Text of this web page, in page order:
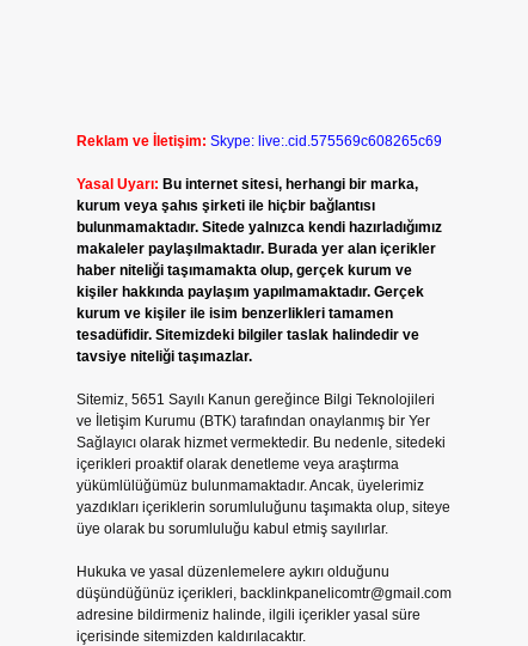
Reklam ve İletişim: Skype: live:.cid.575569c608265c69
Yasal Uyarı: Bu internet sitesi, herhangi bir marka,
kurum veya şahıs şirketi ile hiçbir bağlantısı
bulunmamaktadır. Sitede yalnızca kendi hazırladığımız
makaleler paylaşılmaktadır. Burada yer alan içerikler
haber niteliği taşımamakta olup, gerçek kurum ve
kişiler hakkında paylaşım yapılmamaktadır. Gerçek
kurum ve kişiler ile isim benzerlikleri tamamen
tesadüfidir. Sitemizdeki bilgiler taslak halindedir ve
tavsiye niteliği taşımazlar.
Sitemiz, 5651 Sayılı Kanun gereğince Bilgi Teknolojileri
ve İletişim Kurumu (BTK) tarafından onaylanmış bir Yer
Sağlayıcı olarak hizmet vermektedir. Bu nedenle, sitedeki
içerikleri proaktif olarak denetleme veya araştırma
yükümlülüğümüz bulunmamaktadır. Ancak, üyelerimiz
yazdıkları içeriklerin sorumluluğunu taşımakta olup, siteye
üye olarak bu sorumluluğu kabul etmiş sayılırlar.
Hukuka ve yasal düzenlemelere aykırı olduğunu
düşündüğünüz içerikleri, backlinkpanelicomtr@gmail.com
adresine bildirmeniz halinde, ilgili içerikler yasal süre
içerisinde sitemizden kaldırılacaktır.